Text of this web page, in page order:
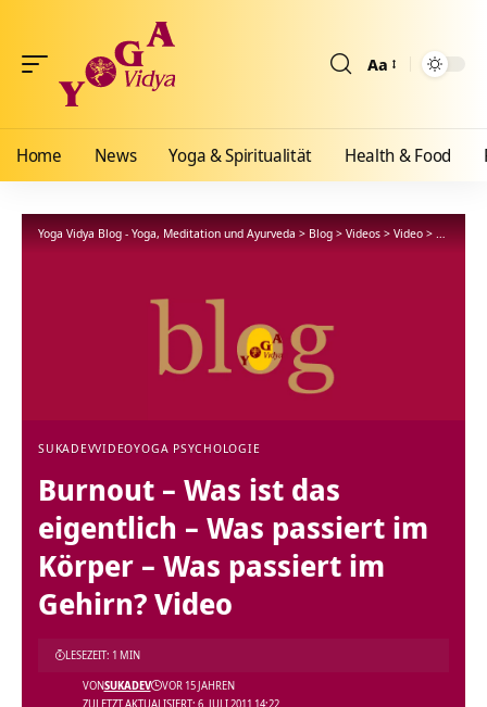
Aa
Home News Yoga & Spiritualität Health & Food
Yoga Vidya Blog - Yoga, Meditation und Ayurveda > Blog > Videos > Video > Burnout
SUKADEVVIDEOYOGA PSYCHOLOGIE
Burnout – Was ist das
eigentlich – Was passiert im
Körper – Was passiert im
Gehirn? Video
ZULETZT AKTUALISIERT: 6. JULI 2011 14:22
VONSUKADEV VOR 15 JAHREN
LESEZEIT: 1 MIN